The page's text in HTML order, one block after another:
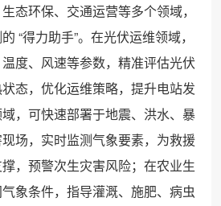
态环保、交通运营等多个领域，
“得力助手”。在光伏运维领域，
度、风速等参数，精准评估光伏
态，优化运维策略，提升电站发
，可快速部署于地震、洪水、暴
场，实时监测气象要素，为救援
，预警次生灾害风险；在农业生
象条件，指导灌溉、施肥、病虫